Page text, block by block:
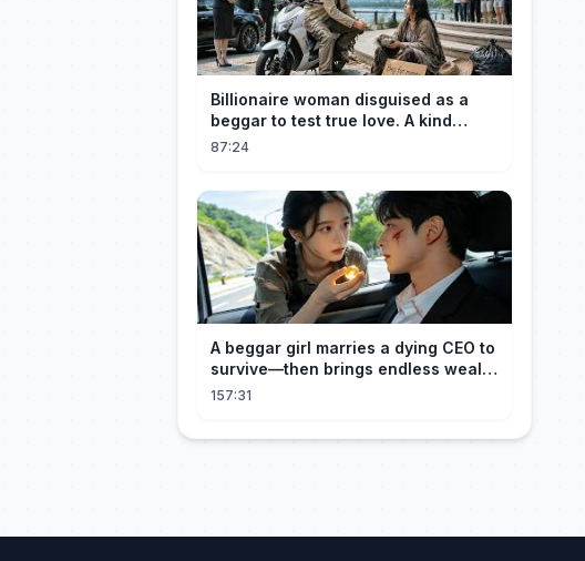
Billionaire woman disguised as a
beggar to test true love. A kind
guard helped her and got rewarded!
87:24
A beggar girl marries a dying CEO to
survive—then brings endless wealth
to his family.
157:31